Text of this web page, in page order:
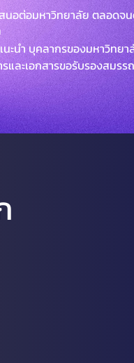
อมหาวิทยาลัย ตลอดจน
บุคลากรของมหาวิทยาลั
อกสารขอรับรองสมรรถ